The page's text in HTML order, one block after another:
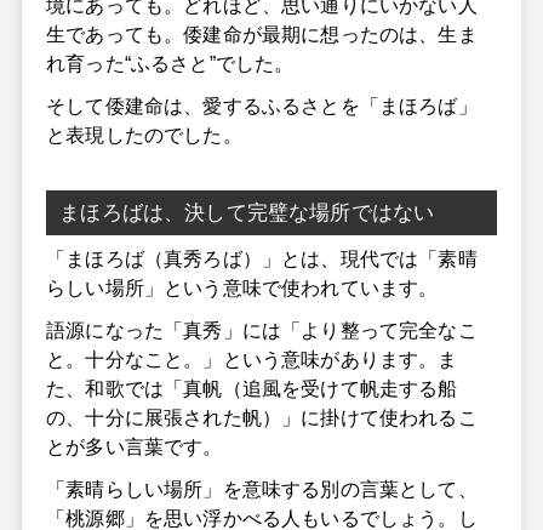
境にあっても。どれほど、思い通りにいかない人
生であっても。倭建命が最期に想ったのは、生ま
れ育った“ふるさと”でした。
そして倭建命は、愛するふるさとを「まほろば」
と表現したのでした。
まほろばは、決して完璧な場所ではない
「まほろば（真秀ろば）」とは、現代では「素晴
らしい場所」という意味で使われています。
語源になった「真秀」には「より整って完全なこ
と。十分なこと。」という意味があります。ま
た、和歌では「真帆（追風を受けて帆走する船
の、十分に展張された帆）」に掛けて使われるこ
とが多い言葉です。
「素晴らしい場所」を意味する別の言葉として、
「桃源郷」を思い浮かべる人もいるでしょう。し